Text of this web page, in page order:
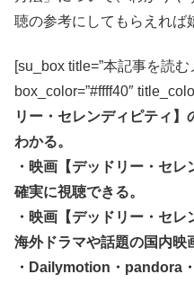
聴の参考にしてもらえれば
[su_box title=”本記事を読む
box_color=”#ffff40″
リー・セレンディピティ
わかる。
・映画【デッドリー・セ
確実に視聴できる。
・映画【デッドリー・セ
海外ドラマや話題の国内映
・Dailymotion・pandora